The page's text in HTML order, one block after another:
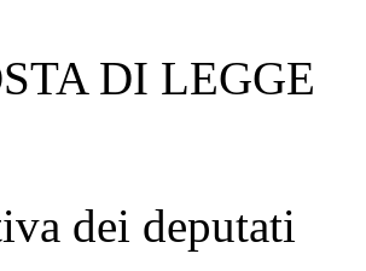
DI LEGGE
dei deputati